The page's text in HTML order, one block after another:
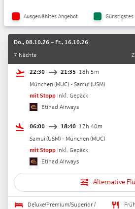
Ausgewähltes Angebot Günstigstes
Do., 08.10.26 – Fr., 16.10.26
7 Nächte
22:30 21:35 18h 5m
München (MUC) - Samui (USM)
mit Stopp Inkl. Gepäck
Etihad Airways
06:00 18:40 17h 40m
Samui (USM) - München (MUC)
mit Stopp Inkl. Gepäck
Etihad Airways
Alternative
Deluxe/Premium/Superior /